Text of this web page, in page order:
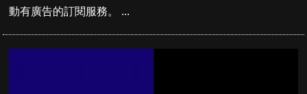
動有廣告的訂閱服務。 ...